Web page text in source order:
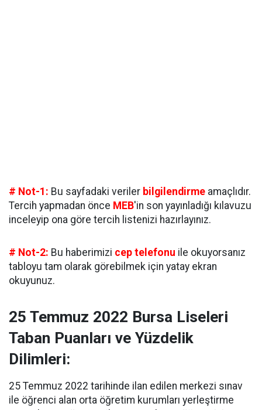
# Not-1: Bu sayfadaki veriler bilgilendirme amaçlıdır.
Tercih yapmadan önce MEB'in son yayınladığı kılavuzu
inceleyip ona göre tercih listenizi hazırlayınız.
# Not-2: Bu haberimizi cep telefonu ile okuyorsanız
tabloyu tam olarak görebilmek için yatay ekran
okuyunuz.
25 Temmuz 2022 Bursa Liseleri
Taban Puanları ve Yüzdelik
Dilimleri:
25 Temmuz 2022 tarihinde ilan edilen merkezi sınav
ile öğrenci alan orta öğretim kurumları yerleştirme